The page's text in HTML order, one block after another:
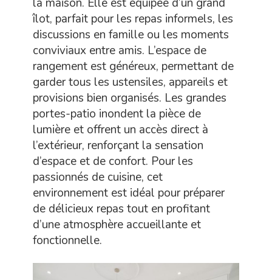
îlot, parfait pour les repas informels, les
discussions en famille ou les moments
conviviaux entre amis. L’espace de
rangement est généreux, permettant de
garder tous les ustensiles, appareils et
provisions bien organisés. Les grandes
portes-patio inondent la pièce de
lumière et offrent un accès direct à
l’extérieur, renforçant la sensation
d’espace et de confort. Pour les
passionnés de cuisine, cet
environnement est idéal pour préparer
de délicieux repas tout en profitant
d’une atmosphère accueillante et
fonctionnelle.